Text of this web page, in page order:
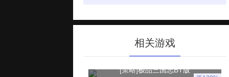
相关游戏
[策略]极品三国志BT版